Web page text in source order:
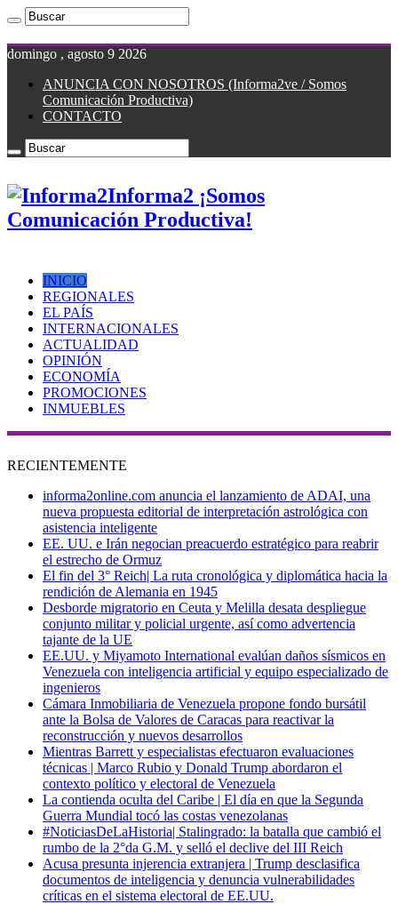
domingo , agosto 9 2026
ANUNCIA CON NOSOTROS (Informa2ve / Somos
Comunicación Productiva)
CONTACTO
Informa2 ¡Somos
Comunicación Productiva!
INICIO
REGIONALES
EL PAÍS
INTERNACIONALES
ACTUALIDAD
OPINIÓN
ECONOMÍA
PROMOCIONES
INMUEBLES
RECIENTEMENTE
informa2online.com anuncia el lanzamiento de ADAI, una
nueva propuesta editorial de interpretación astrológica con
asistencia inteligente
EE. UU. e Irán negocian preacuerdo estratégico para reabrir
el estrecho de Ormuz
El fin del 3° Reich| La ruta cronológica y diplomática hacia la
rendición de Alemania en 1945
Desborde migratorio en Ceuta y Melilla desata despliegue
conjunto militar y policial urgente, así como advertencia
tajante de la UE
EE.UU. y Miyamoto International evalúan daños sísmicos en
Venezuela con inteligencia artificial y equipo especializado de
ingenieros
Cámara Inmobiliaria de Venezuela propone fondo bursátil
ante la Bolsa de Valores de Caracas para reactivar la
reconstrucción y nuevos desarrollos
Mientras Barrett y especialistas efectuaron evaluaciones
técnicas | Marco Rubio y Donald Trump abordaron el
contexto político y electoral de Venezuela
La contienda oculta del Caribe | El día en que la Segunda
Guerra Mundial tocó las costas venezolanas
#NoticiasDeLaHistoria| Stalingrado: la batalla que cambió el
rumbo de la 2°da G.M. y selló el declive del III Reich
Acusa presunta injerencia extranjera | Trump desclasifica
documentos de inteligencia y denuncia vulnerabilidades
críticas en el sistema electoral de EE.UU.